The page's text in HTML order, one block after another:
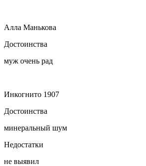
Алла Манькова
Достоинства
муж очень рад
Инкогнито 1907
Достоинства
минеральный шум
Недостатки
не выявил